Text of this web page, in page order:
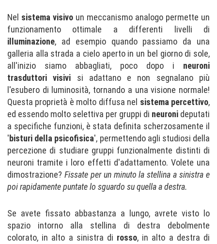
Nel sistema visivo un meccanismo analogo permette un
funzionamento ottimale a differenti livelli di
illuminazione, ad esempio quando passiamo da una
galleria alla strada a cielo aperto in un bel giorno di sole,
all'inizio siamo abbagliati, poco dopo i neuroni
trasduttori visivi si adattano e non segnalano più
l'esubero di luminosità, tornando a una visione normale!
Questa proprietà è molto diffusa nel sistema percettivo,
ed essendo molto selettiva per gruppi di neuroni deputati
a specifiche funzioni, è stata definita scherzosamente il
'bisturi della psicofisica', permettendo agli studiosi della
percezione di studiare gruppi funzionalmente distinti di
neuroni tramite i loro effetti d'adattamento. Volete una
dimostrazione? Fissate per un minuto la stellina a sinistra e
poi rapidamente puntate lo sguardo su quella a destra.
Se avete fissato abbastanza a lungo, avrete visto lo
spazio intorno alla stellina di destra debolmente
colorato, in alto a sinistra di rosso, in alto a destra di